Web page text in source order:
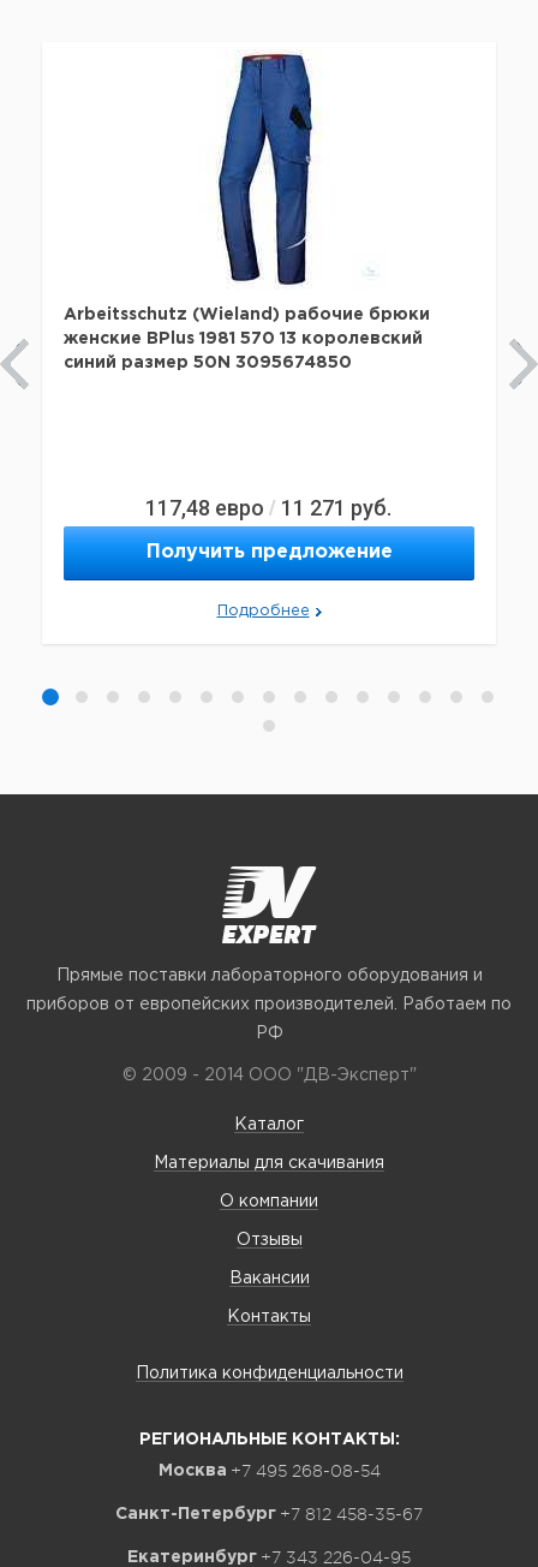
Arbeitsschutz (Wieland) рабочие брюки
женские BPlus 1981 570 13 королевский
синий размер 50N 3095674850
117,48 евро / 11 271 руб.
Получить предложение
Подробнее
Прямые поставки лабораторного оборудования и
приборов от европейских производителей. Работаем по
РФ
© 2009 - 2014 ООО "ДВ-Эксперт"
Каталог
Материалы для скачивания
О компании
Отзывы
Вакансии
Контакты
Политика конфиденциальности
РЕГИОНАЛЬНЫЕ КОНТАКТЫ:
Москва +7 495 268-08-54
Санкт-Петербург +7 812 458-35-67
Екатеринбург +7 343 226-04-95